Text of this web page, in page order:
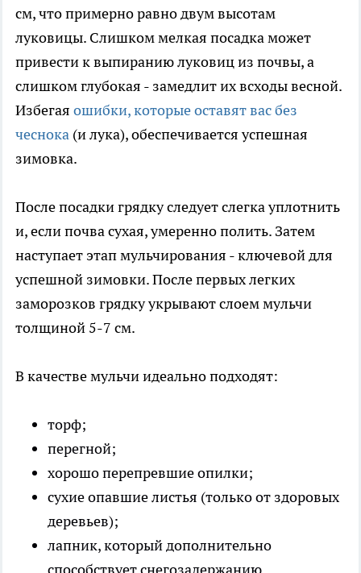
см, что примерно равно двум высотам
луковицы. Слишком мелкая посадка может
привести к выпиранию луковиц из почвы, а
слишком глубокая - замедлит их всходы весной.
Избегая ошибки, которые оставят вас без
чеснока (и лука), обеспечивается успешная
зимовка.
После посадки грядку следует слегка уплотнить
и, если почва сухая, умеренно полить. Затем
наступает этап мульчирования - ключевой для
успешной зимовки. После первых легких
заморозков грядку укрывают слоем мульчи
толщиной 5-7 см.
В качестве мульчи идеально подходят:
торф;
перегной;
хорошо перепревшие опилки;
сухие опавшие листья (только от здоровых
деревьев);
лапник, который дополнительно